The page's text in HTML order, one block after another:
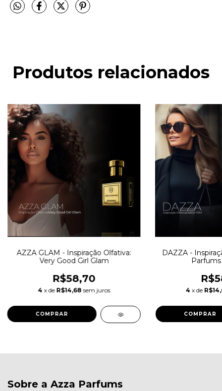
Produtos relacionados
AZZA GLAM - Inspiração Olfativa:
Very Good Girl Glam
R$58,70
4 x de R$14,68 sem juros
COMPRAR
DAZZA -
4 x de
COMPRAR
Sobre a Azza Parfums